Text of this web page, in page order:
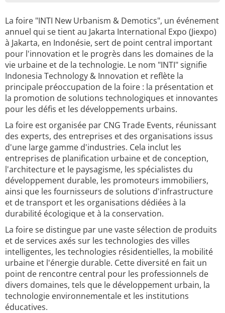
La foire "INTI New Urbanism & Demotics", un événement
annuel qui se tient au Jakarta International Expo (Jiexpo)
à Jakarta, en Indonésie, sert de point central important
pour l'innovation et le progrès dans les domaines de la
vie urbaine et de la technologie. Le nom "INTI" signifie
Indonesia Technology & Innovation et reflète la
principale préoccupation de la foire : la présentation et
la promotion de solutions technologiques et innovantes
pour les défis et les développements urbains.
La foire est organisée par CNG Trade Events, réunissant
des experts, des entreprises et des organisations issus
d'une large gamme d'industries. Cela inclut les
entreprises de planification urbaine et de conception,
l'architecture et le paysagisme, les spécialistes du
développement durable, les promoteurs immobiliers,
ainsi que les fournisseurs de solutions d'infrastructure
et de transport et les organisations dédiées à la
durabilité écologique et à la conservation.
La foire se distingue par une vaste sélection de produits
et de services axés sur les technologies des villes
intelligentes, les technologies résidentielles, la mobilité
urbaine et l'énergie durable. Cette diversité en fait un
point de rencontre central pour les professionnels de
divers domaines, tels que le développement urbain, la
technologie environnementale et les institutions
éducatives.